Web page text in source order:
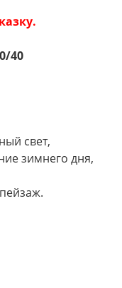
40
свет,
зимнего дня,